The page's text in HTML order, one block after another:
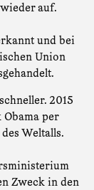
auf.
und bei
Union
2015
per
Weltalls.
Zweck in den